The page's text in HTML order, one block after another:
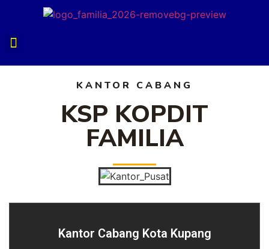
KANTOR CABANG
KSP KOPDIT
FAMILIA
Kantor Cabang Kota Kupang